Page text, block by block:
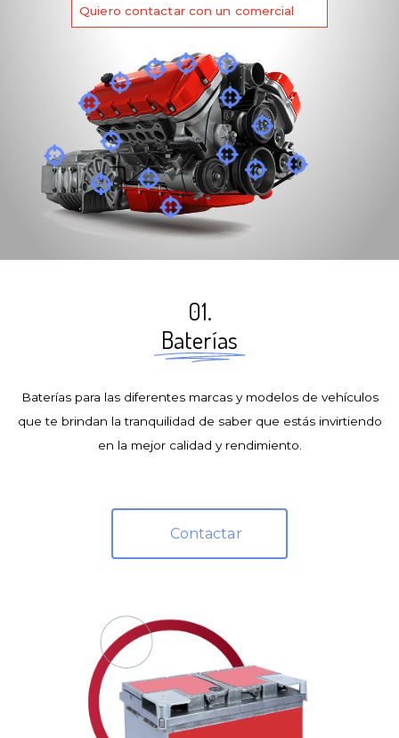
Quiero contactar con un comercial
01.
Baterías
Baterías para las diferentes marcas y modelos de vehículos
que te brindan la tranquilidad de saber que estás invirtiendo
en la mejor calidad y rendimiento.
Contactar